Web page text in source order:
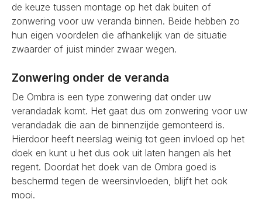
de keuze tussen montage op het dak buiten of
zonwering voor uw veranda binnen. Beide hebben zo
hun eigen voordelen die afhankelijk van de situatie
zwaarder of juist minder zwaar wegen.
Zonwering onder de veranda
De Ombra is een type zonwering dat onder uw
verandadak komt. Het gaat dus om zonwering voor uw
verandadak die aan de binnenzijde gemonteerd is.
Hierdoor heeft neerslag weinig tot geen invloed op het
doek en kunt u het dus ook uit laten hangen als het
regent. Doordat het doek van de Ombra goed is
beschermd tegen de weersinvloeden, blijft het ook
mooi.